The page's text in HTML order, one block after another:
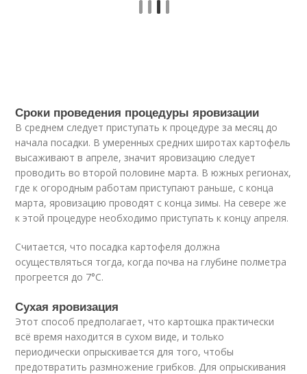
Сроки проведения процедуры яровизации
В среднем следует приступать к процедуре за месяц до
начала посадки. В умеренных средних широтах картофель
высаживают в апреле, значит яровизацию следует
проводить во второй половине марта. В южных регионах,
где к огородным работам приступают раньше, с конца
марта, яровизацию проводят с конца зимы. На севере же
к этой процедуре необходимо приступать к концу апреля.
Считается, что посадка картофеля должна
осуществляться тогда, когда почва на глубине полметра
прогреется до 7°С.
Сухая яровизация
Этот способ предполагает, что картошка практически
всё время находится в сухом виде, и только
периодически опрыскивается для того, чтобы
предотвратить размножение грибков. Для опрыскивания